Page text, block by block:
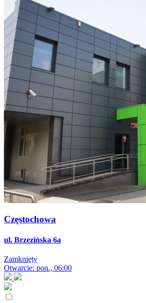
Częstochowa
ul. Brzezińska 6a
Zamknięty
Otwarcie: pon., 06:00